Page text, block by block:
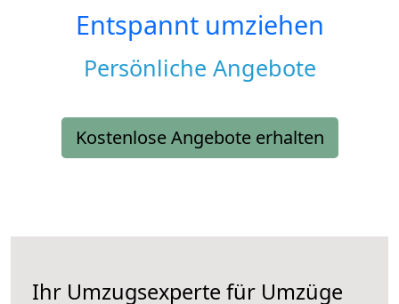
Entspannt umziehen
Persönliche Angebote
Kostenlose Angebote erhalten
Ihr Umzugsexperte für Umzüge